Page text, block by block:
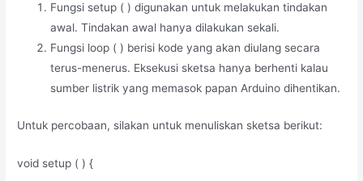
Fungsi setup ( ) digunakan untuk melakukan tindakan
awal. Tindakan awal hanya dilakukan sekali.
Fungsi loop ( ) berisi kode yang akan diulang secara
terus-menerus. Eksekusi sketsa hanya berhenti kalau
sumber listrik yang memasok papan Arduino dihentikan.
Untuk percobaan, silakan untuk menuliskan sketsa berikut:
void setup ( ) {